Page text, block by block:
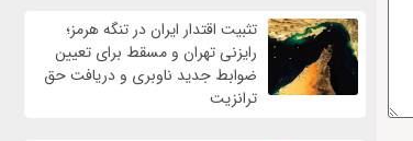
تثبیت اقتدار ایران در تنگه هرمز؛
رایزنی تهران و مسقط برای تعیین
ضوابط جدید ناوبری و دریافت حق
ترانزیت